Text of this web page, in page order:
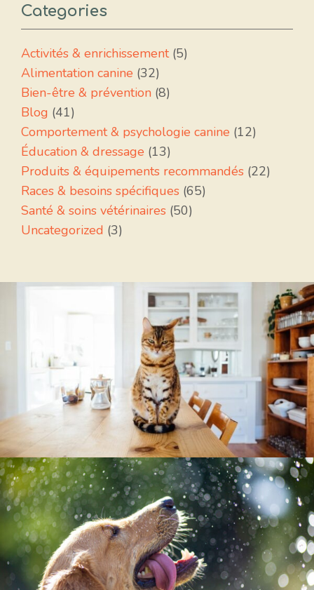
Categories
Activités & enrichissement(5)
Alimentation canine (32)
Bien-être & prévention (8)
Blog (41)
Comportement & psychologie canine (12)
Éducation & dressage (13)
Produits & équipements recommandés (22)
Races & besoins spécifiques (65)
Santé & soins vétérinaires (50)
Uncategorized (3)